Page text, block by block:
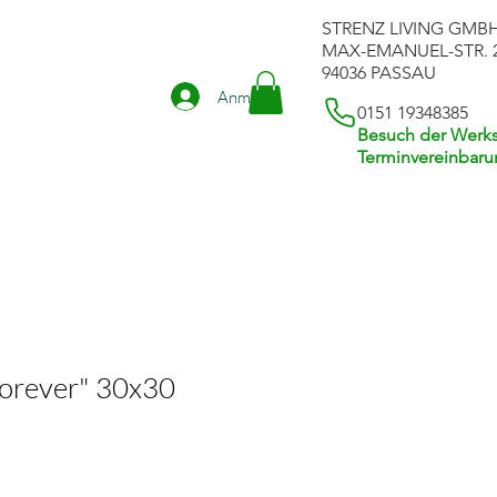
Anmelden
STRENZ LIVING
MAX-EMANUEL-STR.
94036 PASSAU
0151 19348385
Besuch der
30x30